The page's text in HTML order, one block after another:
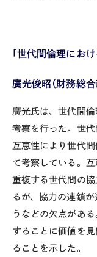
「世代間倫理にお
廣光俊昭（財務総合
廣光氏は、世代間
考察を行った。世代
互恵性により世代
て考察している。
重複する世代間の
るが、協力の連鎖
うなどの欠点があ
することに価値を
ることを示した。